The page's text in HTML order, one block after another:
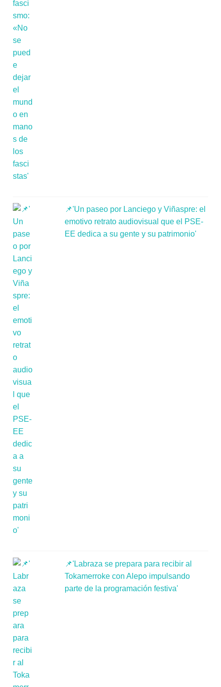
📌'Un paseo por Lanciego y Viñaspre: el
emotivo retrato audiovisual que el PSE-
EE dedica a su gente y su patrimonio'
📌'Labraza se prepara para recibir al
Tokamerroke con Alepo impulsando
parte de la programación festiva'